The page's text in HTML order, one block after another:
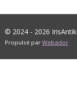
© 2024 - 2026 IrisAntik
Propulsé par Webador